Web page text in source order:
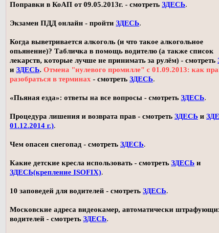
Поправки в КоАП от 09.05.2013г. - смотреть ЗДЕСЬ.
Экзамен ПДД онлайн - пройти ЗДЕСЬ.
Когда выветривается алкоголь (и что такое алкогольное
опьянение)? Табличка в помощь водителю (а также список
лекарств, которые лучше не принимать за рулём) - смотреть
и ЗДЕСЬ. Отмена "нулевого промилле" с 01.09.2013: как
разобраться в терминах - смотреть ЗДЕСЬ.
«Пьяная езда»: ответы на все вопросы - смотреть ЗДЕСЬ.
Процедура лишения и возврата прав - смотреть ЗДЕСЬ и
01.12.2014 г.).
Чем опасен снегопад - смотреть ЗДЕСЬ.
Какие детские кресла использовать - смотреть ЗДЕСЬ и
ЗДЕСЬ(крепление ISOFIX).
10 заповедей для водителей - смотреть ЗДЕСЬ.
Московские адреса видеокамер, автоматически
водителей - смотреть ЗДЕСЬ.